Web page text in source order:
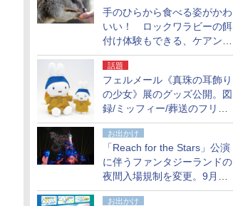
手のひらから食べる姿がかわ
いい！ ロックワラビーの餌
付け体験もできる、ケアンズ
でアサートン高原の日本語ガ
イド付きツアーに参加してみ
た
話題
フェルメール《真珠の耳飾り
の少女》展のグッズ公開。図
録/ミッフィー/葬送のフリー
レンほか、注目ブランドコラ
ボが実現
お出かけ
「Reach for the Stars」公演
に伴うファンタジーランドの
夜間入場規制を変更。9月か
ら18時50分～20時ごろに
お出かけ